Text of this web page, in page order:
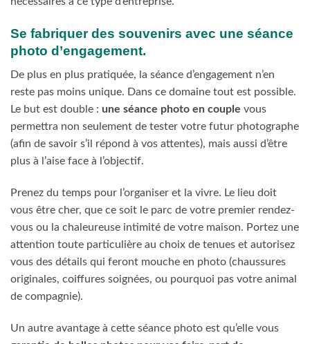
Se fabriquer des souvenirs avec une séance
photo d’engagement.
De plus en plus pratiquée, la séance d’engagement n’en
reste pas moins unique. Dans ce domaine tout est possible.
Le but est double : une séance photo en couple vous
permettra non seulement de tester votre futur photographe
(afin de savoir s’il répond à vos attentes), mais aussi d’être
plus à l’aise face à l’objectif.
Prenez du temps pour l’organiser et la vivre. Le lieu doit
vous être cher, que ce soit le parc de votre premier rendez-
vous ou la chaleureuse intimité de votre maison. Portez une
attention toute particulière au choix de tenues et autorisez
vous des détails qui feront mouche en photo (chaussures
originales, coiffures soignées, ou pourquoi pas votre animal
de compagnie).
Un autre avantage à cette séance photo est qu’elle vous